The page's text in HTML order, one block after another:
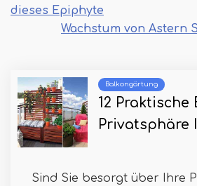
dieses Epiphyte
Wachstum von Astern
Balkongärtung
12 Praktische
Privatsphäre
Sind Sie besorgt über Ihre